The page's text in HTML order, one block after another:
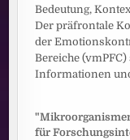
Bedeutung,
Der präfrontale
der
Bereiche
Informationen
für